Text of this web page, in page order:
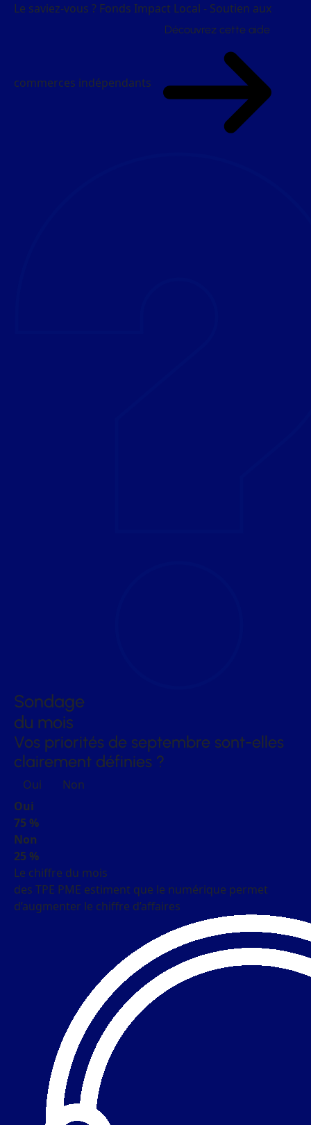
Le saviez-vous ? Fonds Impact Local - Soutien aux
commerces indépendants
Découvrez cette aide
Sondage
du mois
Vos priorités de septembre sont-elles
clairement définies ?
Oui
Non
Oui
75 %
Non
25 %
Le chiffre du mois
des TPE PME estiment que le numérique permet
d’augmenter le chiffre d’affaires